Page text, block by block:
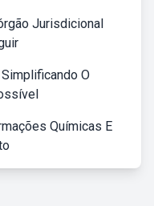
Jurisdicional
O
Químicas E